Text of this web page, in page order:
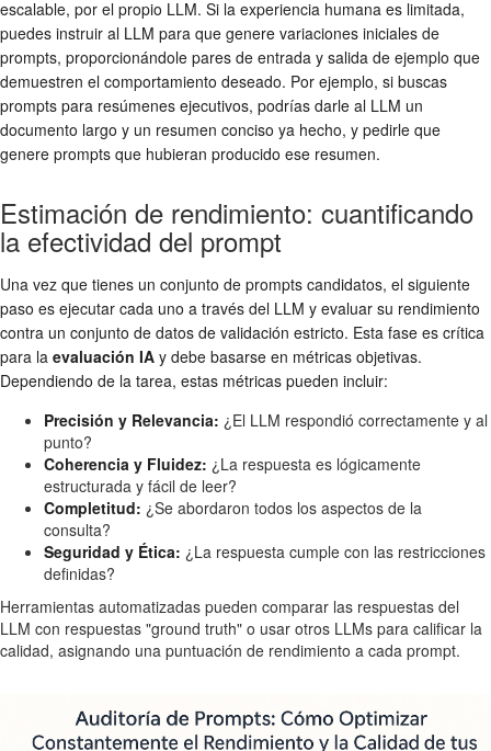
escalable, por el propio LLM. Si la experiencia humana es limitada,
puedes instruir al LLM para que genere variaciones iniciales de
prompts, proporcionándole pares de entrada y salida de ejemplo que
demuestren el comportamiento deseado. Por ejemplo, si buscas
prompts para resúmenes ejecutivos, podrías darle al LLM un
documento largo y un resumen conciso ya hecho, y pedirle que
genere prompts que hubieran producido ese resumen.
Estimación de rendimiento: cuantificando
la efectividad del prompt
Una vez que tienes un conjunto de prompts candidatos, el siguiente
paso es ejecutar cada uno a través del LLM y evaluar su rendimiento
contra un conjunto de datos de validación estricto. Esta fase es crítica
para la evaluación IA y debe basarse en métricas objetivas.
Dependiendo de la tarea, estas métricas pueden incluir:
Precisión y Relevancia: ¿El LLM respondió correctamente y al
punto?
Coherencia y Fluidez: ¿La respuesta es lógicamente
estructurada y fácil de leer?
Completitud: ¿Se abordaron todos los aspectos de la
consulta?
Seguridad y Ética: ¿La respuesta cumple con las restricciones
definidas?
Herramientas automatizadas pueden comparar las respuestas del
LLM con respuestas "ground truth" o usar otros LLMs para calificar la
calidad, asignando una puntuación de rendimiento a cada prompt.